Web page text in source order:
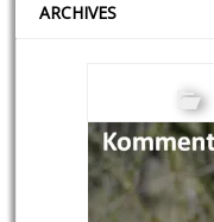
ARCHIVES